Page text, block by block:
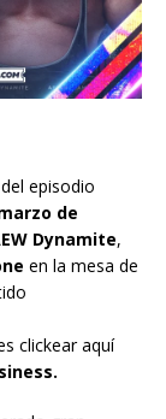
episodio
de
Dynamite,
en la mesa de
clickear aquí